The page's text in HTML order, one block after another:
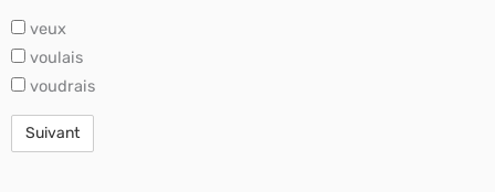
veux
voulais
voudrais